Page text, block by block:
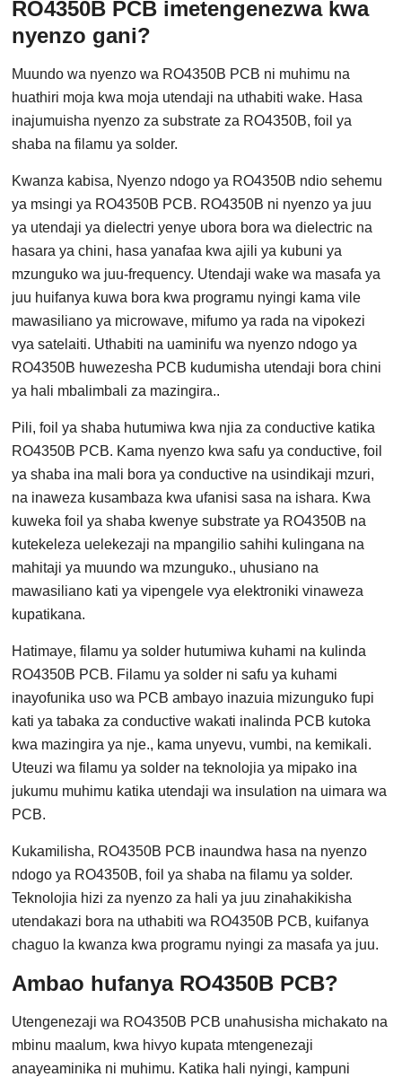
RO4350B PCB imetengenezwa kwa
nyenzo gani?
Muundo wa nyenzo wa RO4350B PCB ni muhimu na
huathiri moja kwa moja utendaji na uthabiti wake. Hasa
inajumuisha nyenzo za substrate za RO4350B, foil ya
shaba na filamu ya solder.
Kwanza kabisa, Nyenzo ndogo ya RO4350B ndio sehemu
ya msingi ya RO4350B PCB. RO4350B ni nyenzo ya juu
ya utendaji ya dielectri yenye ubora bora wa dielectric na
hasara ya chini, hasa yanafaa kwa ajili ya kubuni ya
mzunguko wa juu-frequency. Utendaji wake wa masafa ya
juu huifanya kuwa bora kwa programu nyingi kama vile
mawasiliano ya microwave, mifumo ya rada na vipokezi
vya satelaiti. Uthabiti na uaminifu wa nyenzo ndogo ya
RO4350B huwezesha PCB kudumisha utendaji bora chini
ya hali mbalimbali za mazingira..
Pili, foil ya shaba hutumiwa kwa njia za conductive katika
RO4350B PCB. Kama nyenzo kwa safu ya conductive, foil
ya shaba ina mali bora ya conductive na usindikaji mzuri,
na inaweza kusambaza kwa ufanisi sasa na ishara. Kwa
kuweka foil ya shaba kwenye substrate ya RO4350B na
kutekeleza uelekezaji na mpangilio sahihi kulingana na
mahitaji ya muundo wa mzunguko., uhusiano na
mawasiliano kati ya vipengele vya elektroniki vinaweza
kupatikana.
Hatimaye, filamu ya solder hutumiwa kuhami na kulinda
RO4350B PCB. Filamu ya solder ni safu ya kuhami
inayofunika uso wa PCB ambayo inazuia mizunguko fupi
kati ya tabaka za conductive wakati inalinda PCB kutoka
kwa mazingira ya nje., kama unyevu, vumbi, na kemikali.
Uteuzi wa filamu ya solder na teknolojia ya mipako ina
jukumu muhimu katika utendaji wa insulation na uimara wa
PCB.
Kukamilisha, RO4350B PCB inaundwa hasa na nyenzo
ndogo ya RO4350B, foil ya shaba na filamu ya solder.
Teknolojia hizi za nyenzo za hali ya juu zinahakikisha
utendakazi bora na uthabiti wa RO4350B PCB, kuifanya
chaguo la kwanza kwa programu nyingi za masafa ya juu.
Ambao hufanya RO4350B PCB?
Utengenezaji wa RO4350B PCB unahusisha michakato na
mbinu maalum, kwa hivyo kupata mtengenezaji
anayeaminika ni muhimu. Katika hali nyingi, kampuni